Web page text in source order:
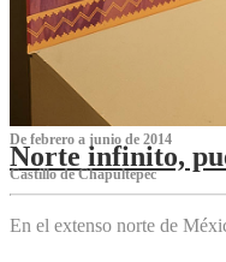
De febrero a junio de 2014
Norte infinito,
Castillo de Chapultepec
En el extenso norte de